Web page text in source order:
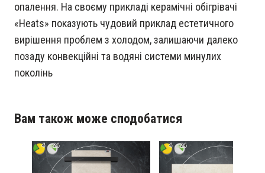
опалення. На своєму прикладі керамічні обігрівачі
«Heats» показують чудовий приклад естетичного
вирішення проблем з холодом, залишаючи далеко
позаду конвекційні та водяні системи минулих
поколінь
Вам також може сподобатися